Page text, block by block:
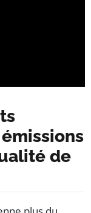
de